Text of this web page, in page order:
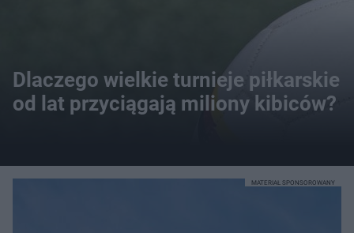
Dlaczego wielkie turnieje piłkarskie
od lat przyciągają miliony kibiców?
MATERIAŁ SPONSOROWANY